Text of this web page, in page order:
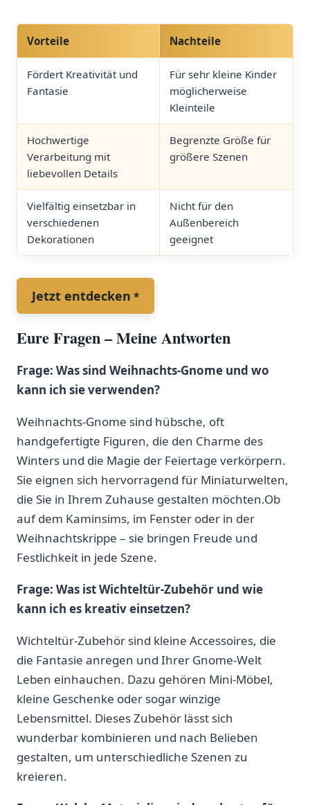
Vorteile Nachteile
Fördert Kreativität und
Fantasie
Für ‍sehr kleine⁤ Kinder
möglicherweise
Kleinteile
Hochwertige
Verarbeitung mit
liebevollen Details
Begrenzte Größe für⁣
größere ⁣Szenen
Vielfältig einsetzbar in​
verschiedenen
Dekorationen
Nicht für den
Außenbereich
geeignet
Jetzt⁤ entdecken
Eure Fragen – Meine Antworten
Frage: Was ‌sind Weihnachts-Gnome​ und ‌wo⁣
kann ich sie verwenden?
Weihnachts-Gnome sind ⁣hübsche, oft
handgefertigte Figuren, die den Charme ‍des
Winters‌ und die Magie der Feiertage ​verkörpern.
Sie ‍eignen sich​ hervorragend für ​Miniaturwelten, ​
die Sie in Ihrem Zuhause gestalten‌ möchten.Ob​
auf dem Kaminsims, im Fenster ​oder in der
Weihnachtskrippe – sie⁢ bringen Freude und⁢
Festlichkeit​ in jede Szene.
Frage: Was ​ist Wichteltür-Zubehör und wie
kann ‌ich es kreativ einsetzen?
Wichteltür-Zubehör sind‌ kleine Accessoires,​ die
die Fantasie‍ anregen und Ihrer Gnome-Welt
Leben einhauchen. Dazu gehören Mini-Möbel,
kleine⁢ Geschenke oder sogar​ winzige
Lebensmittel. ‌Dieses Zubehör lässt sich
wunderbar kombinieren und​ nach⁤ Belieben
gestalten, um ‍unterschiedliche Szenen ⁢zu
⁤kreieren.